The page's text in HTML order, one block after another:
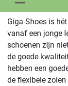
Giga Shoes is
vanaf een jonge
schoenen zijn
de goede
hebben een
de flexibele